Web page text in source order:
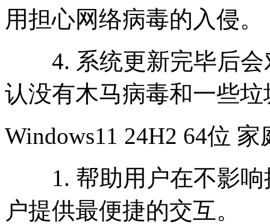
用担心网络病毒的入侵。
4. 系统更新完毕后会
认没有木马病毒和一些
Windows11 24H2 64位
1. 帮助用户在不影响
户提供最便捷的交互。